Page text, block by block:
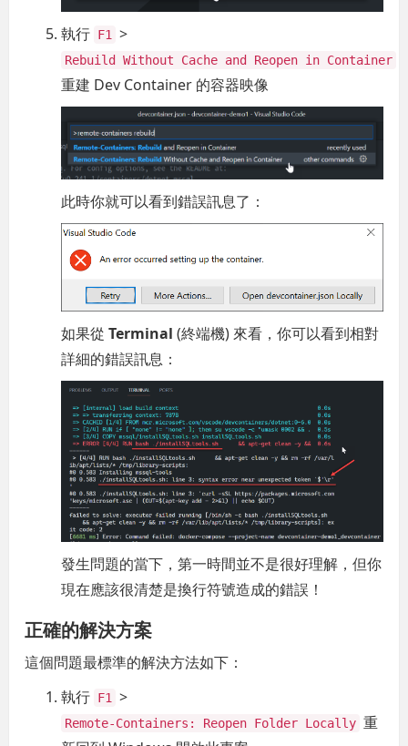
執行 F1 >
Rebuild Without Cache and Reopen in Container
重建 Dev Container 的容器映像
此時你就可以看到錯誤訊息了：
如果從Terminal (終端機) 來看，你可以看到相對
詳細的錯誤訊息：
發生問題的當下，第一時間並不是很好理解，但你
現在應該很清楚是換行符號造成的錯誤！
正確的解決方案
這個問題最標準的解決方法如下：
執行 F1 >
Remote-Containers: Reopen Folder Locally 重